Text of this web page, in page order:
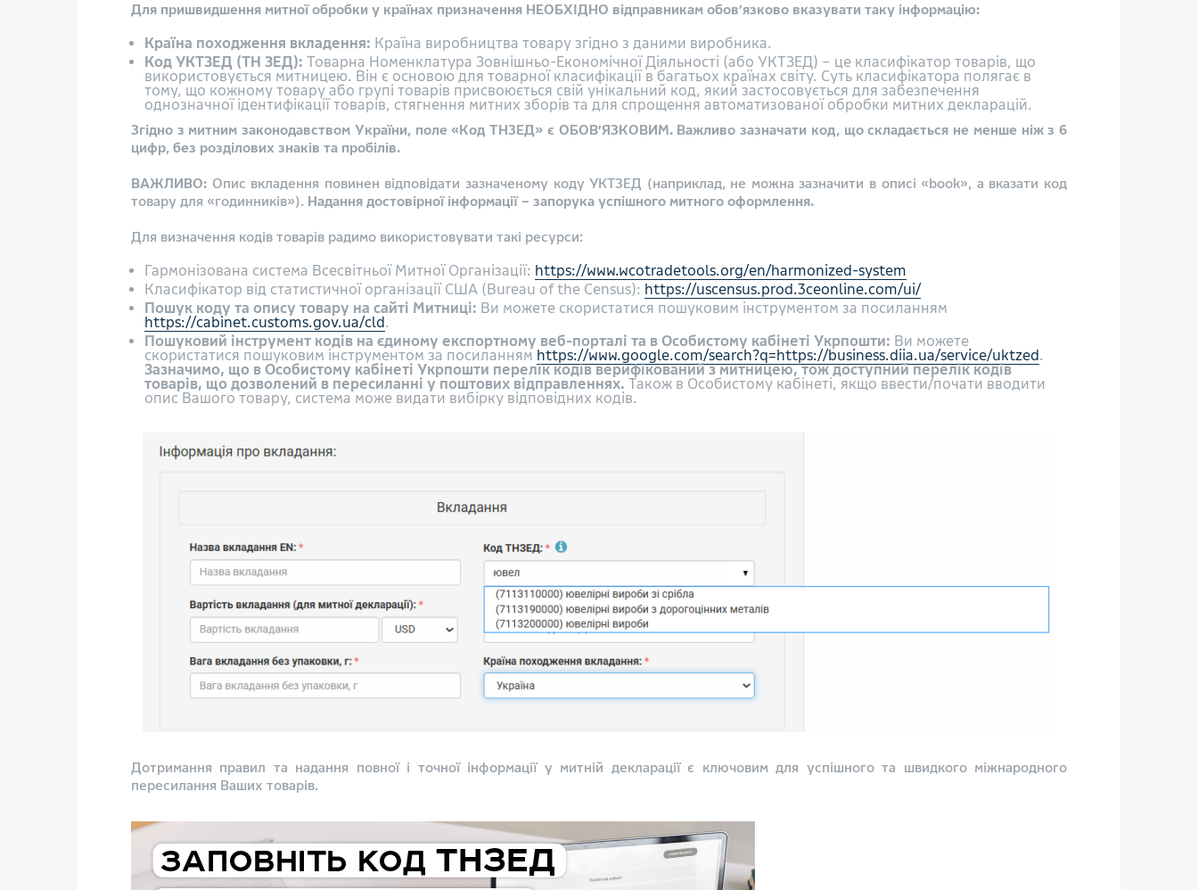
Для пришвидшення митної обробки у країнах призначення НЕОБХІДНО відправникам обов’язково вказувати таку інформацію:
Країна походження вкладення: Країна виробництва товару згідно з даними виробника.
Код УКТЗEД (ТН ЗЕД): Товарна Номенклатура Зовнішньо-Економічної Діяльності (або УКТЗЕД) – це класифікатор товарів, що
використовується митницею. Він є основою для товарної класифікації в багатьох країнах світу. Суть класифікатора полягає в
тому, що кожному товару або групі товарів присвоюється свій унікальний код, який застосовується для забезпечення
однозначної ідентифікації товарів, стягнення митних зборів та для спрощення автоматизованої обробки митних декларацій.
Згідно з митним законодавством України, поле «Код ТНЗЕД» є ОБОВ’ЯЗКОВИМ. Важливо зазначати код, що складається не менше ніж з 6
цифр, без розділових знаків та пробілів.
ВАЖЛИВО: Опис вкладення повинен відповідати зазначеному коду УКТЗЕД (наприклад, не можна зазначити в описі «book», а вказати код
товару для «годинників»). Надання достовірної інформації – запорука успішного митного оформлення.
Для визначення кодів товарів радимо використовувати такі ресурси:
Гармонізована система Всесвітньої Митної Організації: https://www.wcotradetools.org/en/harmonized-system
Класифікатор від статистичної організації США (Bureau of the Census): https://uscensus.prod.3ceonline.com/ui/
Пошук коду та опису товару на сайті Митниці: Ви можете скористатися пошуковим інструментом за посиланням
https://cabinet.customs.gov.ua/cld.
Пошуковий інструмент кодів на єдиному експортному веб-порталі та в Особистому кабінеті Укрпошти: Ви можете
скористатися пошуковим інструментом за посиланням https://www.google.com/search?q=https://business.diia.ua/service/uktzed.
Зазначимо, що в Особистому кабінеті Укрпошти перелік кодів верифікований з митницею, тож доступний перелік кодів
товарів, що дозволений в пересиланні у поштових відправленнях. Також в Особистому кабінеті, якщо ввести/почати вводити
опис Вашого товару, система може видати вибірку відповідних кодів.
Дотримання правил та надання повної і точної інформації у митній декларації є ключовим для успішного та швидкого міжнародного
пересилання Ваших товарів.